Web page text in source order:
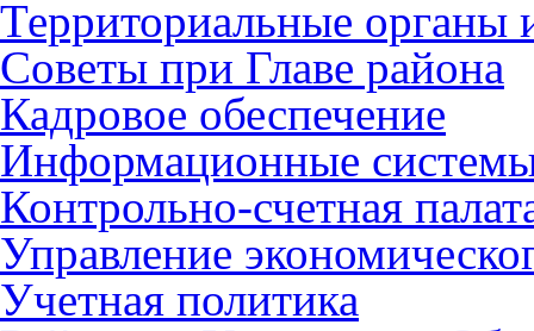
Территориальные органы
Советы при Главе района
Кадровое обеспечение
Информационные
Контрольно-счетная
Управление
Учетная политика